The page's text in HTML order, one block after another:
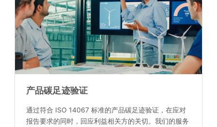
产品碳足迹验证
通过符合 ISO 14067 标准的产品碳足迹验证，在应对
报告要求的同时，回应利益相关方的关切。我们的服务